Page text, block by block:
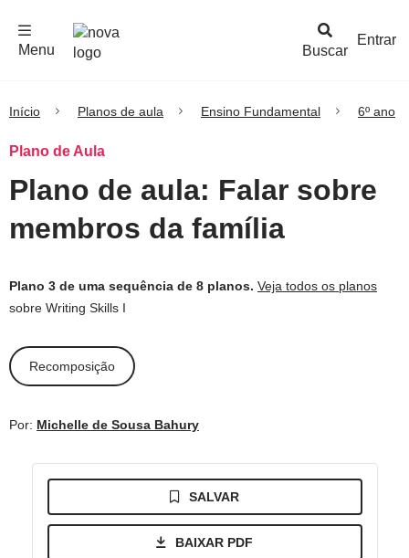
Buscar
Menu
Entrar
Início Planos de aula Ensino Fundamental 6º ano
Plano de Aula
Plano de aula: Falar sobre
membros da família
Plano 3 de uma sequência de 8 planos. Veja todos os planos
sobre Writing Skills I
Recomposição
Por: Michelle de Sousa Bahury
SALVAR
BAIXAR PDF